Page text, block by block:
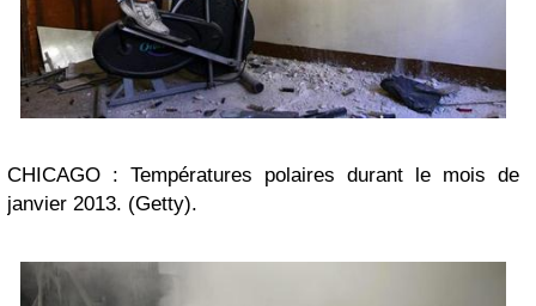
CHICAGO : Températures polaires durant le mois de
janvier 2013. (Getty).